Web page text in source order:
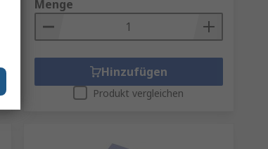
Menge
Hinzufügen
Produkt vergleichen